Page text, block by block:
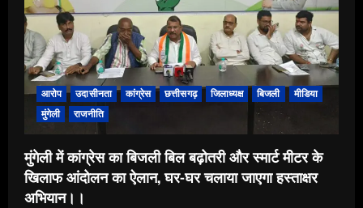
आरोप उदासीनता कांग्रेस छत्तीसगढ़ जिलाध्यक्ष बिजली
मीडिया
मुंगेली
राजनीति
मुंगेली में कांग्रेस का बिजली बिल बढ़ोतरी और स्मार्ट मीटर के
खिलाफ आंदोलन का ऐलान, घर-घर चलाया जाएगा हस्ताक्षर
अभियान।।